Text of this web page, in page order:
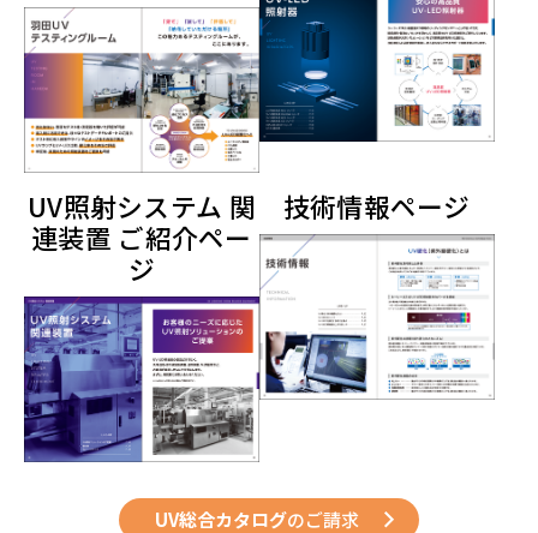
UV照射システム 関
連装置 ご紹介ペー
ジ
技術情報ページ
UV総合カタログのご請求